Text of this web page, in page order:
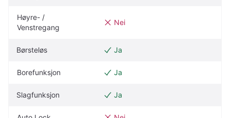
Høyre- /
Venstregang
Nei
Børsteløs Ja
Borefunksjon Ja
Slagfunksjon Ja